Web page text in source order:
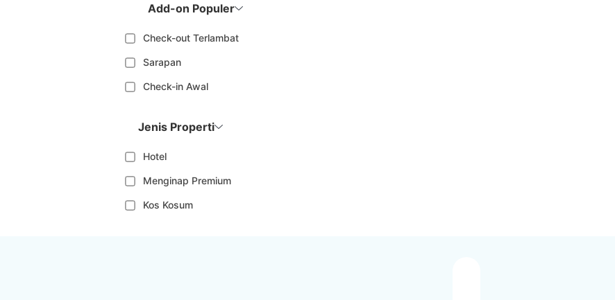
Add-on Populer
Check-out Terlambat
Sarapan
Check-in Awal
Jenis Properti
Hotel
Menginap Premium
Kos Kosum